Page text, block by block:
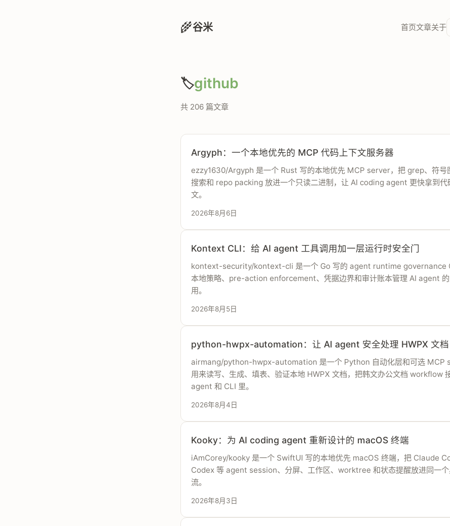
🌾谷米 首页文章关于
🏷️github
共 206 篇文章
Argyph：一个本地优先的 MCP 代码上下文服务器
ezzy1630/Argyph 是一个 Rust 写的本地优先 MCP server，把 grep、符号
搜索和 repo packing 放进一个只读二进制，让 AI coding agent 更快拿到代
文。
2026年8月6日
Kontext CLI：给 AI agent 工具调用加一层运行时安全门
kontext-security/kontext-cli 是一个 Go 写的 agent runtime governance
本地策略、pre-action enforcement、凭据边界和审计账本管理 AI agent
用。
2026年8月5日
python-hwpx-automation：让 AI agent 安全处理 HWPX 文档
airmang/python-hwpx-automation 是一个 Python 自动化层和可选 MCP
用来读写、生成、填表、验证本地 HWPX 文档，把韩文办公文档 workflow
agent 和 CLI 里。
2026年8月4日
Kooky：为 AI coding agent 重新设计的 macOS 终端
iAmCorey/kooky 是一个 SwiftUI 写的本地优先 macOS 终端，把 Claude
Codex 等 agent session、分屏、工作区、worktree 和状态提醒放进同一
流。
2026年8月3日